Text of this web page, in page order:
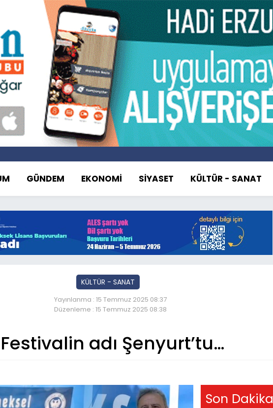
GÜNDEM EKONOMİ SİYASET KÜLTÜR - SANAT
KÜLTÜR - SANAT
Yayınlanma : 15 Temmuz 2025 08:37
Düzenleme : 15 Temmuz 2025 08:38
Festivalin adı Şenyurt’tu…
Son Dakika